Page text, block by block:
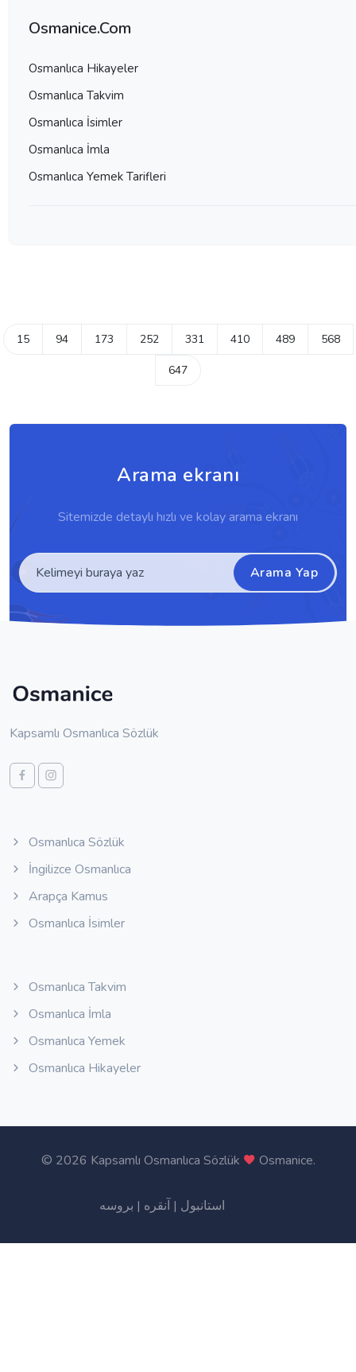
Osmanice.Com
Osmanlıca Hikayeler
Osmanlıca Takvim
Osmanlıca İsimler
Osmanlıca İmla
Osmanlıca Yemek Tarifleri
15 94 173 252 331 410 489 568
647
Arama ekranı
Sitemizde detaylı hızlı ve kolay arama ekranı
Arama Yap
Kapsamlı Osmanlıca Sözlük
Osmanlıca Sözlük
İngilizce Osmanlıca
Arapça Kamus
Osmanlıca İsimler
Osmanlıca Takvim
Osmanlıca İmla
Osmanlıca Yemek
Osmanlıca Hikayeler
© 2026 Kapsamlı Osmanlıca Sözlük Osmanice.
استانبول | آنقره | بروسه